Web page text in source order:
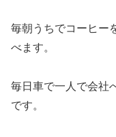
毎朝うちでコーヒー
べます。
毎日車で一人で会社
です。